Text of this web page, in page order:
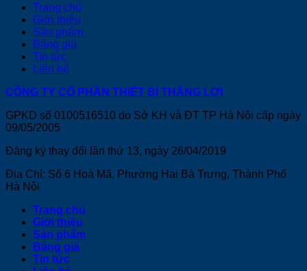
Trang chủ
Giới thiệu
Sản phẩm
Bảng giá
Tin tức
Liên hệ
CÔNG TY CỔ PHẦN THIẾT BỊ THẮNG LỢI
GPKD số 0100516510 do Sở KH và ĐT TP Hà Nội cấp ngày
09/05/2005
Đăng ký thay đổi lần thứ 13, ngày 26/04/2019
Địa Chỉ: Số 6 Hoà Mã, Phường Hai Bà Trưng, Thành Phố
Hà Nội
Trang chủ
Giới thiệu
Sản phẩm
Bảng giá
Tin tức